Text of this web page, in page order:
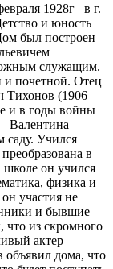
1928г в г.
и юность
был построен
служащим.
и почетной. Отец
Тихонов (1906
и в годы войны
Валентина
саду. Учился
в
он учился
физика и
участия не
и бывшие
что из скромного
актер
объявил дома, что